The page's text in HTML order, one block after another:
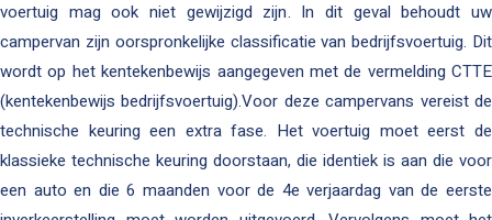
voertuig mag ook niet gewijzigd zijn. In dit geval behoudt uw
campervan zijn oorspronkelijke classificatie van bedrijfsvoertuig. Dit
wordt op het kentekenbewijs aangegeven met de vermelding CTTE
(kentekenbewijs bedrijfsvoertuig).Voor deze campervans vereist de
technische keuring een extra fase. Het voertuig moet eerst de
klassieke technische keuring doorstaan, die identiek is aan die voor
een auto en die 6 maanden voor de 4e verjaardag van de eerste